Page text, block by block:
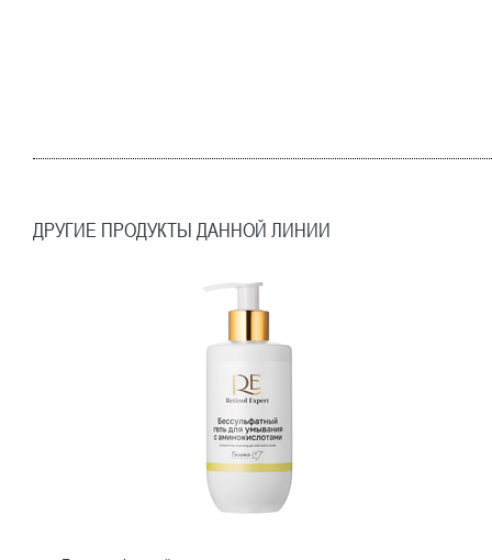
ДРУГИЕ ПРОДУКТЫ ДАННОЙ ЛИНИИ